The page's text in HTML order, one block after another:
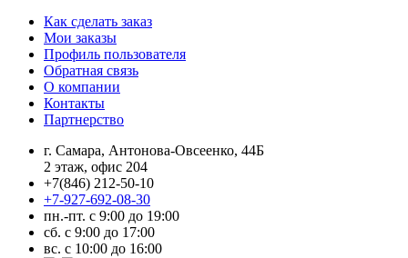
Как сделать заказ
Мои заказы
Профиль пользователя
Обратная связь
О компании
Контакты
Партнерство
г. Самара, Антонова-Овсеенко, 44Б
2 этаж, офис 204
+7(846) 212-50-10
+7-927-692-08-30
пн.-пт. с 9:00 до 19:00
сб. с 9:00 до 17:00
вс. с 10:00 до 16:00